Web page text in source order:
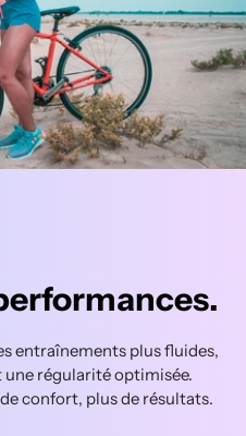
entraînements plus fluides,
régularité optimisée.
confort, plus de résultats.